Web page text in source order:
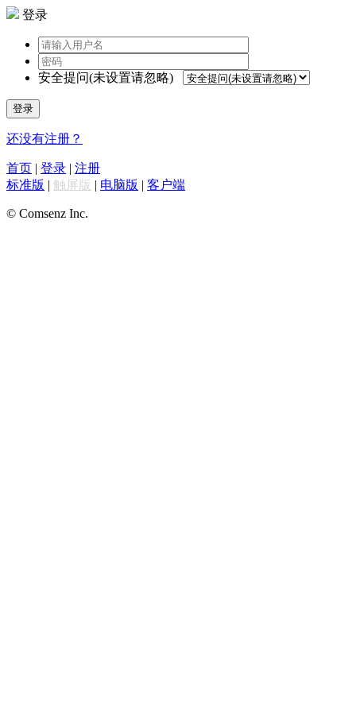
登录
安全提问(未设置请忽略)
登录
还没有注册？
首页 | 登录 | 注册
标准版 | 触屏版 | 电脑版 | 客户端
© Comsenz Inc.